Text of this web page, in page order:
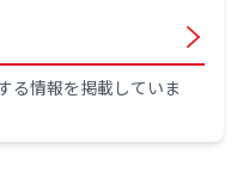
る情報を掲載していま